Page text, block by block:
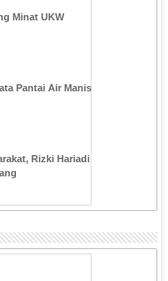
Minat UKW
Pantai Air Manis
Rizki Hariadi